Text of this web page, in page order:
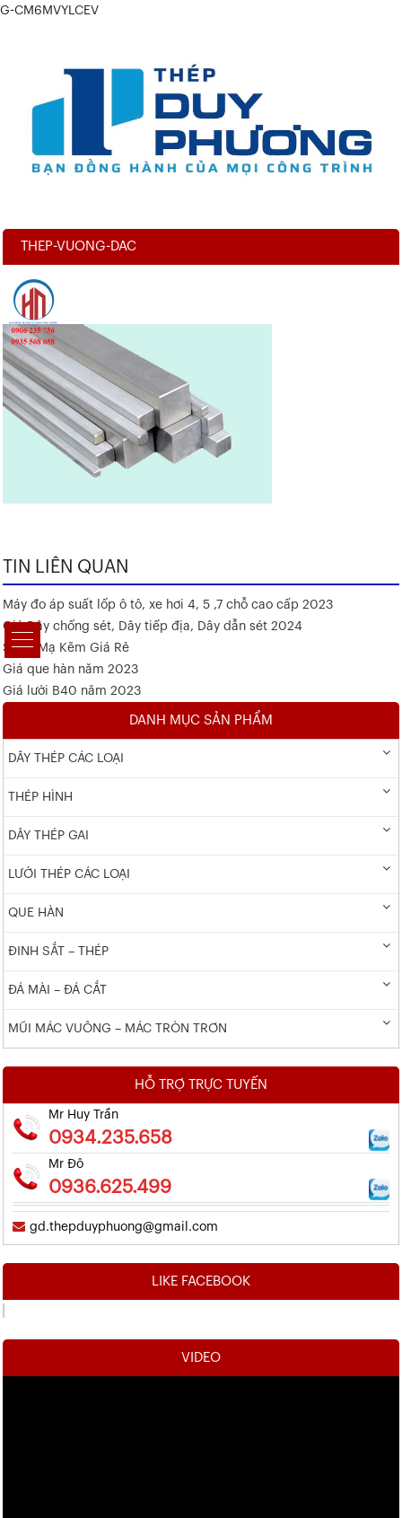
G-CM6MVYLCEV
THEP-VUONG-DAC
TIN LIÊN QUAN
Máy đo áp suất lốp ô tô, xe hơi 4, 5 ,7 chỗ cao cấp 2023
Giá Dây chống sét, Dây tiếp địa, Dây dẫn sét 2024
Sắt V Mạ Kẽm Giá Rẻ
Giá que hàn năm 2023
Giá lưới B40 năm 2023
DANH MỤC SẢN PHẨM
DÂY THÉP CÁC LOẠI
THÉP HÌNH
DÂY THÉP GAI
LƯỚI THÉP CÁC LOẠI
QUE HÀN
ĐINH SẮT – THÉP
ĐÁ MÀI – ĐÁ CẮT
MŨI MÁC VUÔNG – MÁC TRÒN TRƠN
HỖ TRỢ TRỰC TUYẾN
Mr Huy Trần
0934.235.658
Mr Đô
0936.625.499
gd.thepduyphuong@gmail.com
LIKE FACEBOOK
VIDEO